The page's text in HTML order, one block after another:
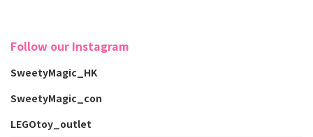
Follow our Instagram
SweetyMagic_HK
SweetyMagic_con
LEGOtoy_outlet